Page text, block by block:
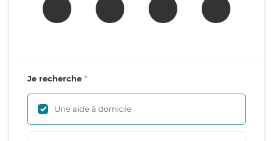
Je recherche
Une aide à domicile